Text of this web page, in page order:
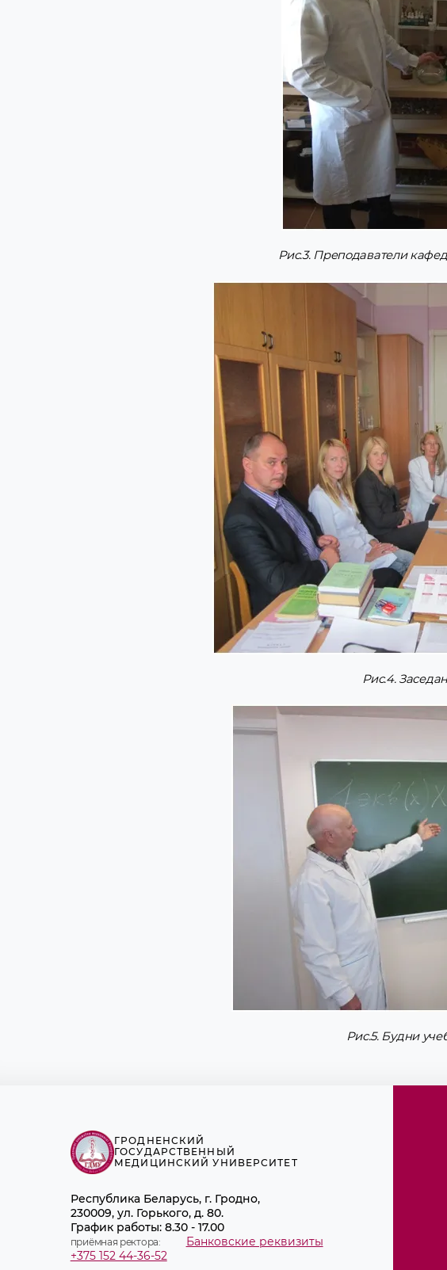
Рис.3. Преподаватели
Рис.4.
Рис.5. Будни
ГРОДНЕНСКИЙ
ГОСУДАРСТВЕННЫЙ
МЕДИЦИНСКИЙ УНИВЕРСИТЕТ
Республика Беларусь, г. Гродно,
230009, ул. Горького, д. 80.
График работы: 8.30 - 17.00
приёмная ректора:
+375 152 44-36-52
Банковские реквизиты